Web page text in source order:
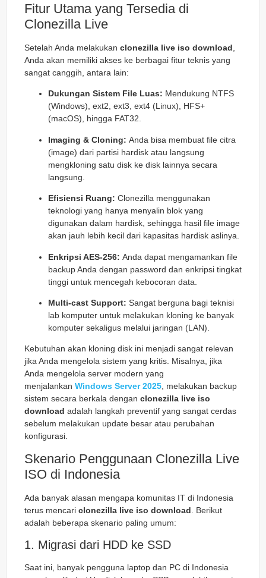
Fitur Utama yang Tersedia di
Clonezilla Live
Setelah Anda melakukan clonezilla live iso download
Anda akan memiliki akses ke berbagai fitur teknis yang
sangat canggih, antara lain:
Dukungan Sistem File Luas: Mendukung NTFS
(Windows), ext2, ext3, ext4 (Linux), HFS+
(macOS), hingga FAT32.
Imaging & Cloning: Anda bisa membuat file citra
(image) dari partisi hardisk atau langsung
mengkloning satu disk ke disk lainnya secara
langsung.
Efisiensi Ruang: Clonezilla menggunakan
teknologi yang hanya menyalin blok yang
digunakan dalam hardisk, sehingga hasil file image
akan jauh lebih kecil dari kapasitas hardisk aslinya.
Enkripsi AES-256: Anda dapat mengamankan file
backup Anda dengan password dan enkripsi tingkat
tinggi untuk mencegah kebocoran data.
Multi-cast Support: Sangat berguna bagi teknisi
lab komputer untuk melakukan kloning ke banyak
komputer sekaligus melalui jaringan (LAN).
Kebutuhan akan kloning disk ini menjadi sangat relevan
jika Anda mengelola sistem yang kritis. Misalnya, jika
Anda mengelola server modern yang
menjalankan Windows Server 2025, melakukan backup
sistem secara berkala dengan clonezilla live iso
download adalah langkah preventif yang sangat cerdas
sebelum melakukan update besar atau perubahan
konfigurasi.
Skenario Penggunaan Clonezilla Live
ISO di Indonesia
Ada banyak alasan mengapa komunitas IT di Indonesia
terus mencari clonezilla live iso download . Berikut
adalah beberapa skenario paling umum:
1. Migrasi dari HDD ke SSD
Saat ini, banyak pengguna laptop dan PC di Indonesia